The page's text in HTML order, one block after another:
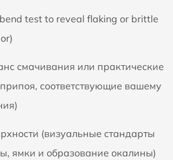
test to reveal flaking or brittle
смачивания или практические
соответствующие вашему
(визуальные стандарты
ямки и образование окалины)